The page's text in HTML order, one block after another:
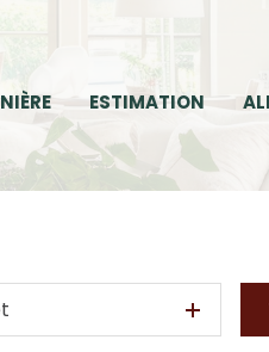
ESTIMATION